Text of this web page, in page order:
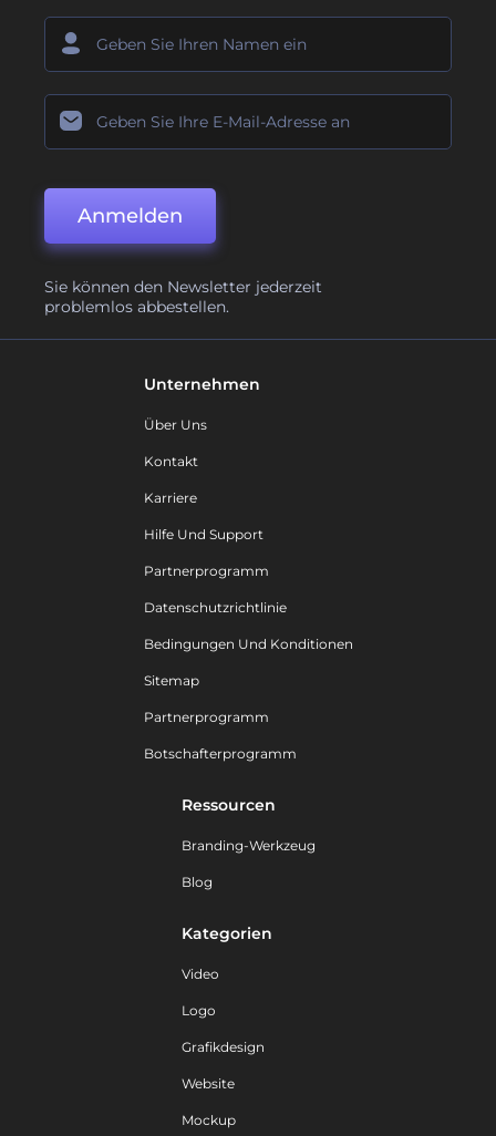
Anmelden
Sie können den Newsletter jederzeit
problemlos abbestellen.
Unternehmen
Über Uns
Kontakt
Karriere
Hilfe Und Support
Partnerprogramm
Datenschutzrichtlinie
Bedingungen Und Konditionen
Sitemap
Partnerprogramm
Botschafterprogramm
Ressourcen
Branding-Werkzeug
Blog
Kategorien
Video
Logo
Grafikdesign
Website
Mockup